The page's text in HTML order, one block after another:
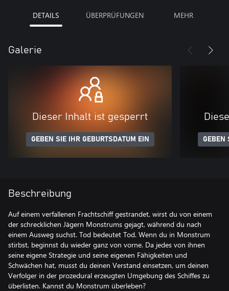
DETAILS ÜBERPRÜFUNGEN MEHR
Galerie
Dieser Inhalt ist gesperrt
GEBEN SIE IHR GEBURTSDATUM EIN GEBEN
Beschreibung
Auf einem verfallenen Frachtschiff gestrandet, wirst du von einem
der schrecklichen Jägern Monstrums gejagt, während du nach
einem Ausweg suchst. Tod bedeutet Tod. Wenn du in Monstrum
stirbst, beginnst du wieder ganz von vorne. Da jedes von ihnen
seine eigene Strategie und seine eigenen Fähigkeiten und
Schwächen hat, musst du deinen Verstand einsetzen, um deinen
Verfolger in der prozedural erzeugten Umgebung des Schiffes zu
überlisten. Kannst du Monstrum überleben?